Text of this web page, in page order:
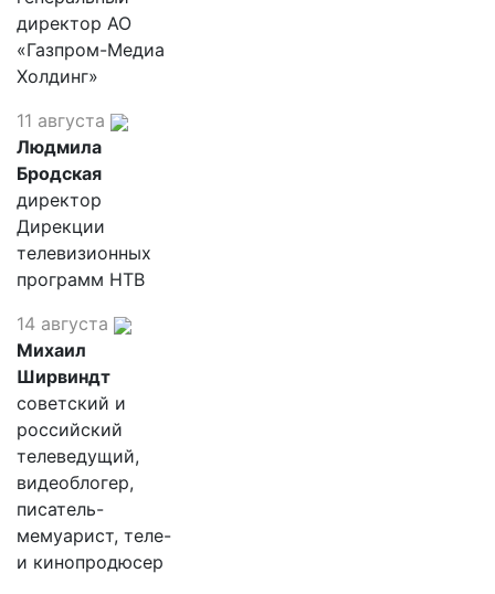
директор АО
«Газпром-Медиа
Холдинг»
11 августа
Людмила
Бродская
директор
Дирекции
телевизионных
программ НТВ
14 августа
Михаил
Ширвиндт
советский и
российский
телеведущий,
видеоблогер,
писатель-
мемуарист, теле-
и кинопродюсер